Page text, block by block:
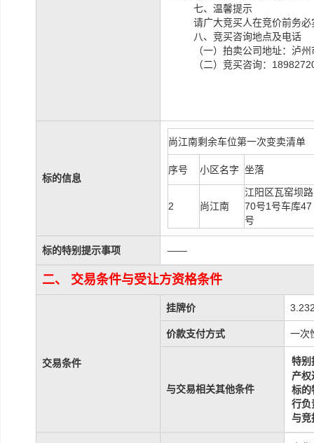
七、温馨提示
请广大竞买人在竞价前务
八、竞买咨询地点及电话
（一）拍卖公司地址：泸
（二）竞买咨询：
标的信息
尚江南剩余车位第一次变卖清单
序号 小区名字 坐落
2 尚江南
江阳区瓦窑坝路
70号1号车库47
号
标的特别提示事项 ——
二、 交易条件与受让方资格条件
交易条件
挂牌价
价款支付方式 一次
与交易相关其他条件
特别
产权
标的
行负
与竞